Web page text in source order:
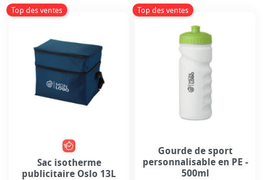
Top des ventes
Sac isotherme
publicitaire Oslo 13L
Top des ventes
Gourde de sport
personnalisable en PE -
500ml